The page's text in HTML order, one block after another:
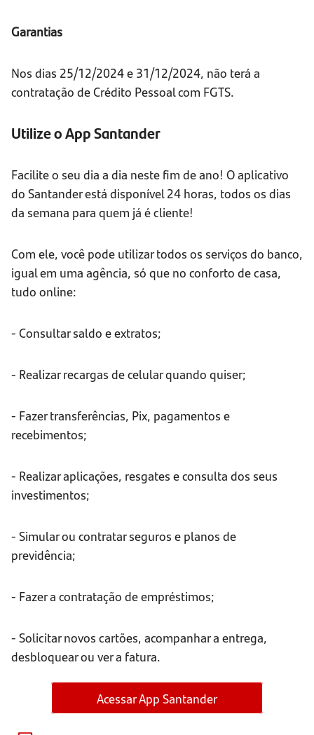
Garantias
Nos dias 25/12/2024 e 31/12/2024, não terá a
contratação de Crédito Pessoal com FGTS.
Utilize o App Santander
Facilite o seu dia a dia neste fim de ano! O aplicativo
do Santander está disponível 24 horas, todos os dias
da semana para quem já é cliente!
Com ele, você pode utilizar todos os serviços do banco,
igual em uma agência, só que no conforto de casa,
tudo online:
- Consultar saldo e extratos;
- Realizar recargas de celular quando quiser;
- Fazer transferências, Pix, pagamentos e
recebimentos;
- Realizar aplicações, resgates e consulta dos seus
investimentos;
- Simular ou contratar seguros e planos de
previdência;
- Fazer a contratação de empréstimos;
- Solicitar novos cartões, acompanhar a entrega,
desbloquear ou ver a fatura.
Acessar App Santander